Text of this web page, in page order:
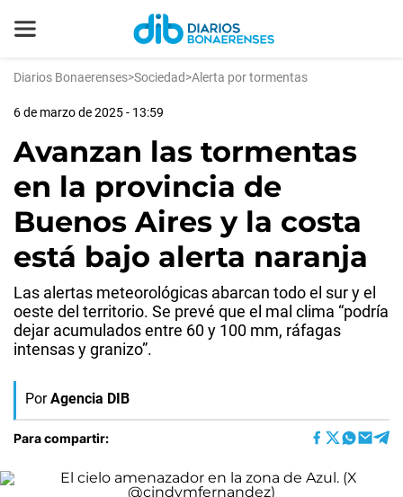
Diarios Bonaerenses>Sociedad>Alerta por tormentas
6 de marzo de 2025 - 13:59
Avanzan las tormentas
en la provincia de
Buenos Aires y la costa
está bajo alerta naranja
Las alertas meteorológicas abarcan todo el sur y el
oeste del territorio. Se prevé que el mal clima “podría
dejar acumulados entre 60 y 100 mm, ráfagas
intensas y granizo”.
Por Agencia DIB
Para compartir: